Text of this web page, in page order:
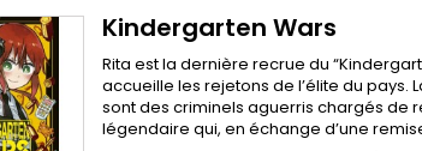
Kindergarten Wars
Rita est la dernière recrue du
accueille les rejetons de l’élite du pays.
sont des criminels aguerris chargés de
légendaire qui, en échange d’une